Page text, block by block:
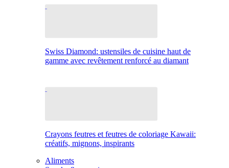
Swiss Diamond: ustensiles de cuisine haut de
gamme avec revêtement renforcé au diamant
Crayons feutres et feutres de coloriage Kawaii:
créatifs, mignons, inspirants
Aliments